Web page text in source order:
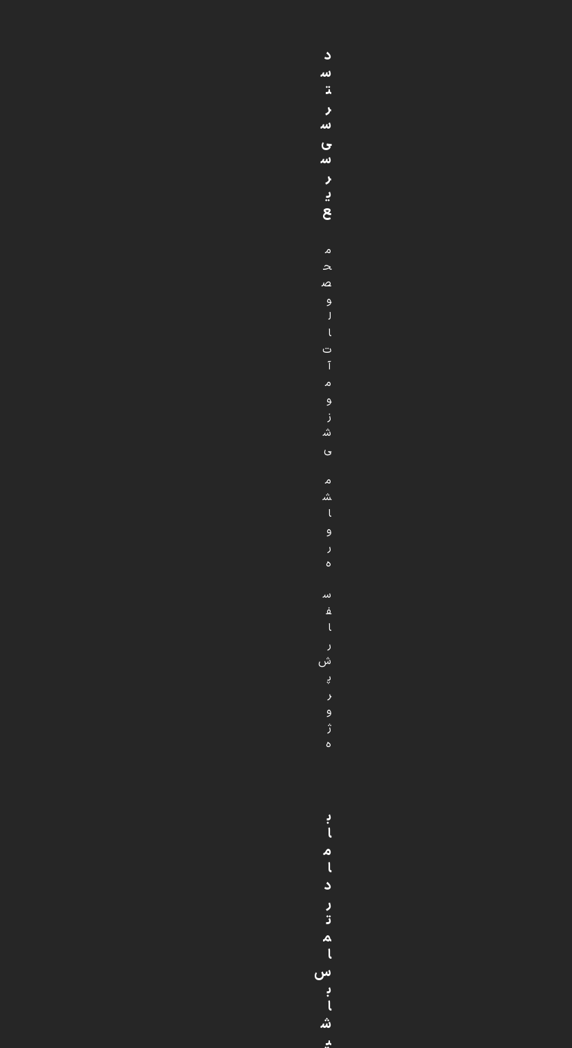
د
س
ت
ر
س
ی
س
ر
ی
ع
م
ح
ص
و
ل
ا
ت
آ
م
و
ز
ش
ی
م
ش
ا
و
ر
ه
س
ف
ا
ر
ش
پ
ر
و
ژ
ه
ب
ا
م
ا
د
ر
ت
م
ا
س
ب
ا
ش
ی